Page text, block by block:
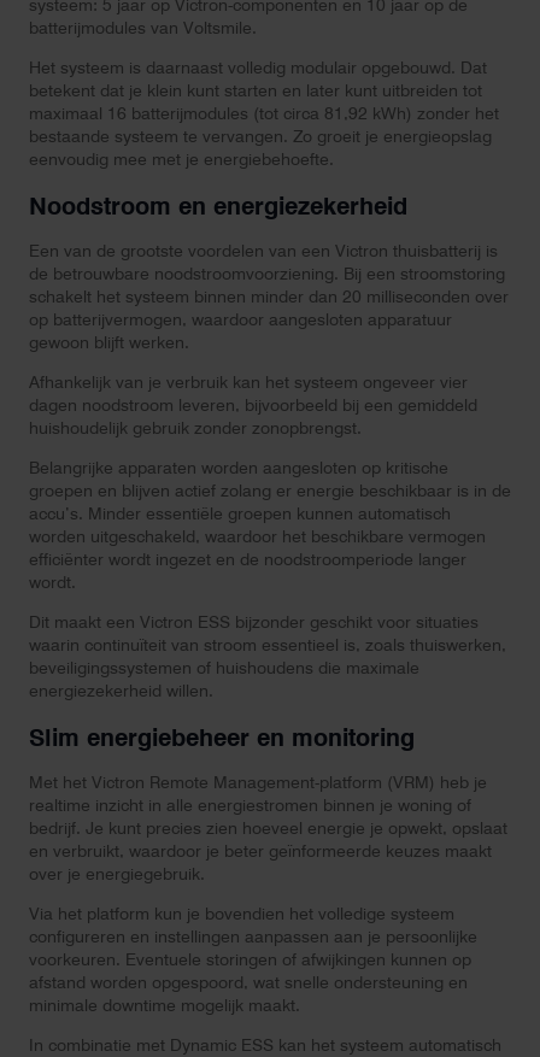
systeem: 5 jaar op Victron-componenten en 10 jaar op de
batterijmodules van Voltsmile.
Het systeem is daarnaast volledig modulair opgebouwd. Dat
betekent dat je klein kunt starten en later kunt uitbreiden tot
maximaal 16 batterijmodules (tot circa 81,92 kWh) zonder het
bestaande systeem te vervangen. Zo groeit je energieopslag
eenvoudig mee met je energiebehoefte.
Noodstroom en energiezekerheid
Een van de grootste voordelen van een Victron thuisbatterij is
de betrouwbare noodstroomvoorziening. Bij een stroomstoring
schakelt het systeem binnen minder dan 20 milliseconden over
op batterijvermogen, waardoor aangesloten apparatuur
gewoon blijft werken.
Afhankelijk van je verbruik kan het systeem ongeveer vier
dagen noodstroom leveren, bijvoorbeeld bij een gemiddeld
huishoudelijk gebruik zonder zonopbrengst.
Belangrijke apparaten worden aangesloten op kritische
groepen en blijven actief zolang er energie beschikbaar is in de
accu’s. Minder essentiële groepen kunnen automatisch
worden uitgeschakeld, waardoor het beschikbare vermogen
efficiënter wordt ingezet en de noodstroomperiode langer
wordt.
Dit maakt een Victron ESS bijzonder geschikt voor situaties
waarin continuïteit van stroom essentieel is, zoals thuiswerken,
beveiligingssystemen of huishoudens die maximale
energiezekerheid willen.
Slim energiebeheer en monitoring
Met het Victron Remote Management-platform (VRM) heb je
realtime inzicht in alle energiestromen binnen je woning of
bedrijf. Je kunt precies zien hoeveel energie je opwekt, opslaat
en verbruikt, waardoor je beter geïnformeerde keuzes maakt
over je energiegebruik.
Via het platform kun je bovendien het volledige systeem
configureren en instellingen aanpassen aan je persoonlijke
voorkeuren. Eventuele storingen of afwijkingen kunnen op
afstand worden opgespoord, wat snelle ondersteuning en
minimale downtime mogelijk maakt.
In combinatie met Dynamic ESS kan het systeem automatisch